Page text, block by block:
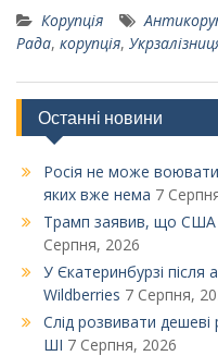
Корупція
Рада, корупція,
Останні новини
Росія не може
яких вже нема 7
Трамп заявив, що США
Серпня, 2026
У Єкатеринбурзі після
Wildberries 7 Серпня,
Слід розвивати
ШІ 7 Серпня, 2026